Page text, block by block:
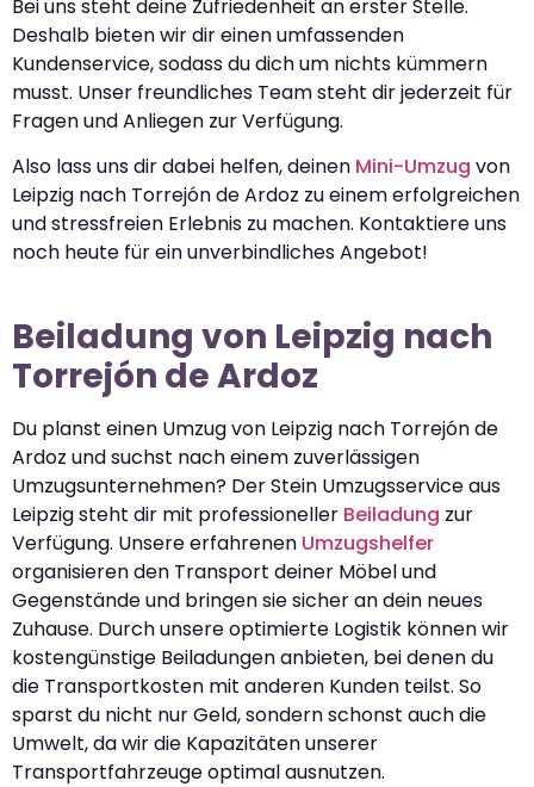
Bei uns steht deine Zufriedenheit an erster Stelle.
Deshalb bieten wir dir einen umfassenden
Kundenservice, sodass du dich um nichts kümmern
musst. Unser freundliches Team steht dir jederzeit für
Fragen und Anliegen zur Verfügung.
Also lass uns dir dabei helfen, deinen Mini-Umzug von
Leipzig nach Torrejón de Ardoz zu einem erfolgreichen
und stressfreien Erlebnis zu machen. Kontaktiere uns
noch heute für ein unverbindliches Angebot!
Beiladung von Leipzig nach
Torrejón de Ardoz
Du planst einen Umzug von Leipzig nach Torrejón de
Ardoz und suchst nach einem zuverlässigen
Umzugsunternehmen? Der Stein Umzugsservice aus
Leipzig steht dir mit professioneller Beiladung zur
Verfügung. Unsere erfahrenen Umzugshelfer
organisieren den Transport deiner Möbel und
Gegenstände und bringen sie sicher an dein neues
Zuhause. Durch unsere optimierte Logistik können wir
kostengünstige Beiladungen anbieten, bei denen du
die Transportkosten mit anderen Kunden teilst. So
sparst du nicht nur Geld, sondern schonst auch die
Umwelt, da wir die Kapazitäten unserer
Transportfahrzeuge optimal ausnutzen.